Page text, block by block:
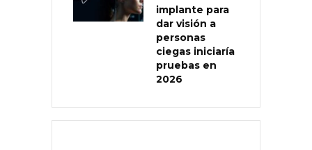
implante para
dar visión a
personas
ciegas iniciaría
pruebas en
2026